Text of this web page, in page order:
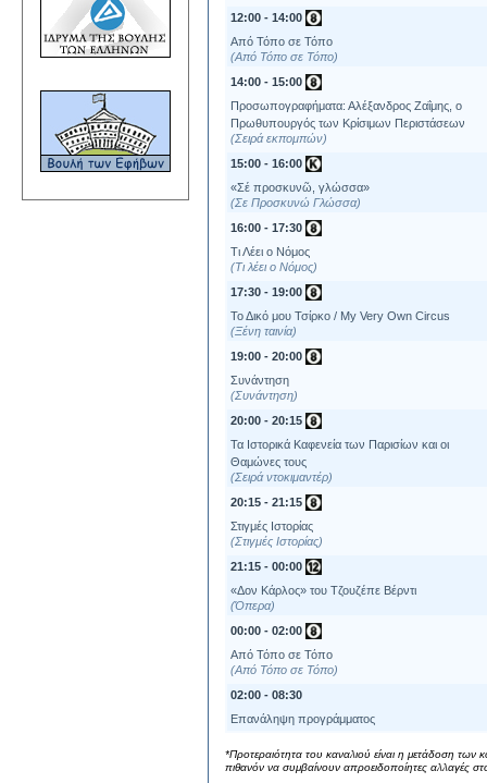
12:00 - 14:00
Από Τόπο σε Τόπο
Από Τόπο σε Τόπο
14:00 - 15:00
Προσωπογραφήματα: Αλέξανδρος Ζαΐμης, ο
Πρωθυπουργός των Κρίσιμων Περιστάσεων
Σειρά εκπομπών
15:00 - 16:00
«Σέ προσκυνῶ, γλώσσα»
Σε Προσκυνώ Γλώσσα
16:00 - 17:30
Τι Λέει ο Νόμος
Τι λέει ο Νόμος
17:30 - 19:00
Το Δικό μου Τσίρκο / My Very Own Circus
Ξένη ταινία
19:00 - 20:00
Συνάντηση
Συνάντηση
20:00 - 20:15
Τα Ιστορικά Καφενεία των Παρισίων και οι
Θαμώνες τους
Σειρά ντοκιμαντέρ
20:15 - 21:15
Στιγμές Ιστορίας
Στιγμές Ιστορίας
21:15 - 00:00
«Δον Κάρλος» του Τζουζέπε Βέρντι
Όπερα
00:00 - 02:00
Από Τόπο σε Τόπο
Από Τόπο σε Τόπο
02:00 - 08:30
Επανάληψη προγράμματος
*Προτεραιότητα του καναλιού είναι η μετάδοση των
πιθανόν να συμβαίνουν απροειδοποίητες αλλαγές